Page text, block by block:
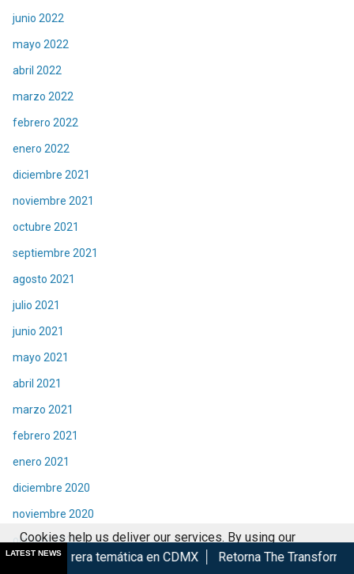
junio 2022
mayo 2022
abril 2022
marzo 2022
febrero 2022
enero 2022
diciembre 2021
noviembre 2021
octubre 2021
septiembre 2021
agosto 2021
julio 2021
junio 2021
mayo 2021
abril 2021
marzo 2021
febrero 2021
enero 2021
diciembre 2020
noviembre 2020
octubre 2020
LATEST NEWSen CDMX Retorna The Transformers: The Movie a
Cookies help us deliver our services. By using our
services, you agree to our use of cookies.
Got it